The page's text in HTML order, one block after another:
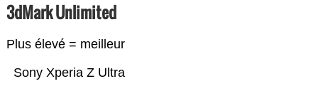
3dMark Unlimited
Plus élevé = meilleur
Sony Xperia Z Ultra